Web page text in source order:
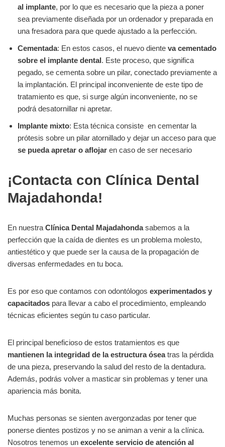
al implante, por lo que es necesario que la pieza a poner
sea previamente diseñada por un ordenador y preparada en
una fresadora para que quede ajustado a la perfección.
Cementada: En estos casos, el nuevo diente va cementado
sobre el implante dental. Este proceso, que significa
pegado, se cementa sobre un pilar, conectado previamente a
la implantación. El principal inconveniente de este tipo de
tratamiento es que, si surge algún inconveniente, no se
podrá desatornillar ni apretar.
Implante mixto: Esta técnica consiste en cementar la
prótesis sobre un pilar atornillado y dejar un acceso para que
se pueda apretar o aflojar en caso de ser necesario
¡Contacta con Clínica Dental
Majadahonda!
En nuestra Clínica Dental Majadahondasabemos a la
perfección que la caída de dientes es un problema molesto,
antiestético y que puede ser la causa de la propagación de
diversas enfermedades en tu boca.
Es por eso que contamos con odontólogos experimentados y
capacitados para llevar a cabo el procedimiento, empleando
técnicas eficientes según tu caso particular.
El principal beneficioso de estos tratamientos es que
mantienen la integridad de la estructura óseatras la pérdida
de una pieza, preservando la salud del resto de la dentadura.
Además, podrás volver a masticar sin problemas y tener una
apariencia más bonita.
Muchas personas se sienten avergonzadas por tener que
ponerse dientes postizos y no se animan a venir a la clínica.
Nosotros tenemos un excelente servicio de atención al